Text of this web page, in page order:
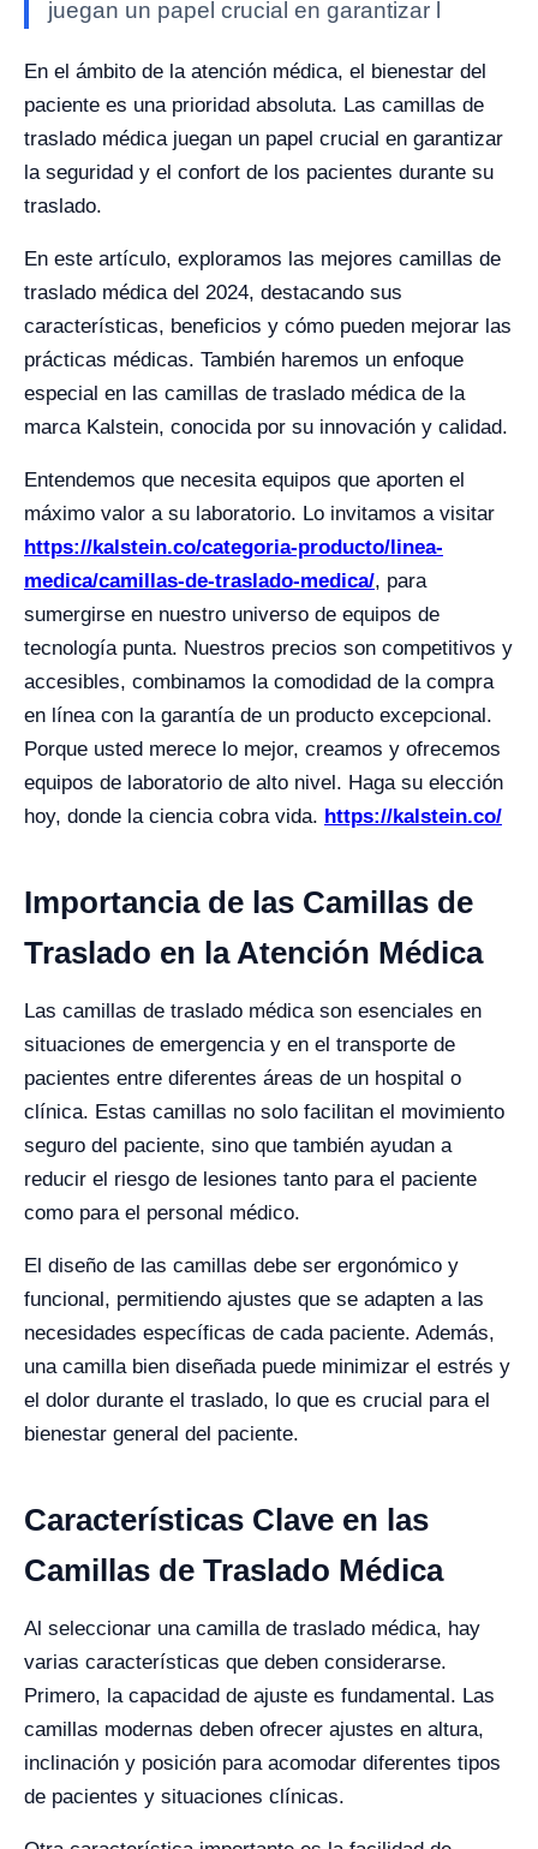
juegan un papel crucial en garantizar l
En el ámbito de la atención médica, el bienestar del
paciente es una prioridad absoluta. Las camillas de
traslado médica juegan un papel crucial en garantizar
la seguridad y el confort de los pacientes durante su
traslado.
En este artículo, exploramos las mejores camillas de
traslado médica del 2024, destacando sus
características, beneficios y cómo pueden mejorar las
prácticas médicas. También haremos un enfoque
especial en las camillas de traslado médica de la
marca Kalstein, conocida por su innovación y calidad.
Entendemos que necesita equipos que aporten el
máximo valor a su laboratorio. Lo invitamos a visitar
https://kalstein.co/categoria-producto/linea-
medica/camillas-de-traslado-medica/, para
sumergirse en nuestro universo de equipos de
tecnología punta. Nuestros precios son competitivos y
accesibles, combinamos la comodidad de la compra
en línea con la garantía de un producto excepcional.
Porque usted merece lo mejor, creamos y ofrecemos
equipos de laboratorio de alto nivel. Haga su elección
hoy, donde la ciencia cobra vida. https://kalstein.co/
Importancia de las Camillas de
Traslado en la Atención Médica
Las camillas de traslado médica son esenciales en
situaciones de emergencia y en el transporte de
pacientes entre diferentes áreas de un hospital o
clínica. Estas camillas no solo facilitan el movimiento
seguro del paciente, sino que también ayudan a
reducir el riesgo de lesiones tanto para el paciente
como para el personal médico.
El diseño de las camillas debe ser ergonómico y
funcional, permitiendo ajustes que se adapten a las
necesidades específicas de cada paciente. Además,
una camilla bien diseñada puede minimizar el estrés y
el dolor durante el traslado, lo que es crucial para el
bienestar general del paciente.
Características Clave en las
Camillas de Traslado Médica
Al seleccionar una camilla de traslado médica, hay
varias características que deben considerarse.
Primero, la capacidad de ajuste es fundamental. Las
camillas modernas deben ofrecer ajustes en altura,
inclinación y posición para acomodar diferentes tipos
de pacientes y situaciones clínicas.